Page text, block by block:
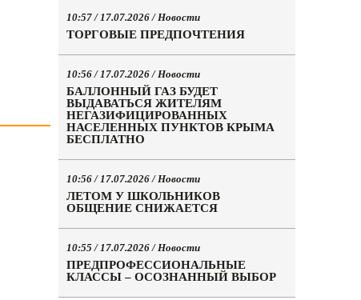
10:57 / 17.07.2026 /Новости
ТОРГОВЫЕ ПРЕДПОЧТЕНИЯ
10:56 / 17.07.2026 /Новости
БАЛЛОННЫЙ ГАЗ БУДЕТ
ВЫДАВАТЬСЯ ЖИТЕЛЯМ
НЕГАЗИФИЦИРОВАННЫХ
НАСЕЛЕННЫХ ПУНКТОВ КРЫМА
БЕСПЛАТНО
10:56 / 17.07.2026 /Новости
ЛЕТОМ У ШКОЛЬНИКОВ
ОБЩЕНИЕ СНИЖАЕТСЯ
10:55 / 17.07.2026 /Новости
ПРЕДПРОФЕССИОНАЛЬНЫЕ
КЛАССЫ – ОСОЗНАННЫЙ ВЫБОР